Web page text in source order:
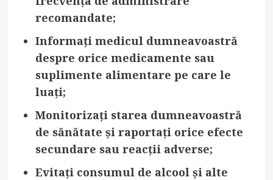
recomandate;
Informați medicul dumneavoastră
despre orice medicamente sau
suplimente alimentare pe care le
luați;
Monitorizați starea dumneavoastră
de sănătate și raportați orice efecte
secundare sau reacții adverse;
Evitați consumul de alcoolși alte